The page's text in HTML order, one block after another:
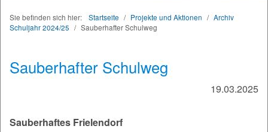
Sie befinden sich hier: Startseite / Projekte und Aktionen / Archiv
Schuljahr 2024/25 / Sauberhafter Schulweg
Sauberhafter Schulweg
19.03.2025
Sauberhaftes Frielendorf